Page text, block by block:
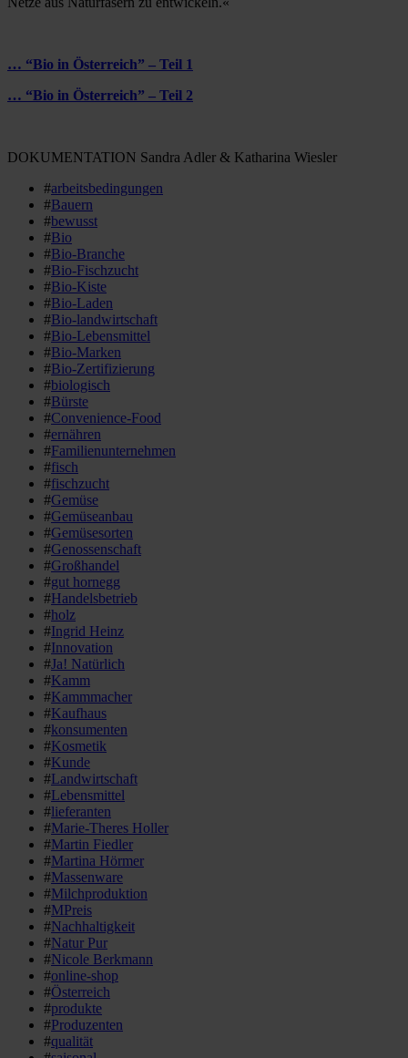
… “Bio in Österreich” – Teil 1
… “Bio in Österreich” – Teil 2
DOKUMENTATION Sandra Adler & Katharina Wiesler
#arbeitsbedingungen
#Bauern
#bewusst
#Bio
#Bio-Branche
#Bio-Fischzucht
#Bio-Kiste
#Bio-Laden
#Bio-landwirtschaft
#Bio-Lebensmittel
#Bio-Marken
#Bio-Zertifizierung
#biologisch
#Bürste
#Convenience-Food
#ernähren
#Familienunternehmen
#fisch
#fischzucht
#Gemüse
#Gemüseanbau
#Gemüsesorten
#Genossenschaft
#Großhandel
#gut hornegg
#Handelsbetrieb
#holz
#Ingrid Heinz
#Innovation
#Ja! Natürlich
#Kamm
#Kammmacher
#Kaufhaus
#konsumenten
#Kosmetik
#Kunde
#Landwirtschaft
#Lebensmittel
#lieferanten
#Marie-Theres Holler
#Martin Fiedler
#Martina Hörmer
#Massenware
#Milchproduktion
#MPreis
#Nachhaltigkeit
#Natur Pur
#Nicole Berkmann
#online-shop
#Österreich
#produkte
#Produzenten
#qualität